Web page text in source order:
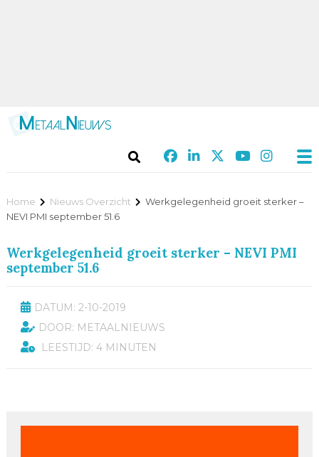
Home Nieuws Overzicht
Werkgelegenheid groeit sterker –
NEVI PMI september 51.6
Werkgelegenheid groeit sterker – NEVI PMI
september 51.6
DATUM: 2-10-2019
DOOR: METAALNIEUWS
LEESTIJD: 4 MINUTEN